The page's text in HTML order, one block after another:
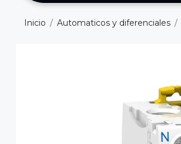
Inicio Automaticos y diferenciales